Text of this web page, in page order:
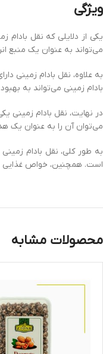
ویژگی
یکی از دلایلی که نقل
می‌تواند به عنوان یک منبع
به علاوه، نقل‌ بادام‌
بادام‌ زمینی می‌تواند به
در نهایت، نقل‌ بادام‌
می‌توان آن را به عنوان یک
به طور کلی، نقل‌ بادام‌
است. همچنین، خواص غذایی و
محصولات مشابه